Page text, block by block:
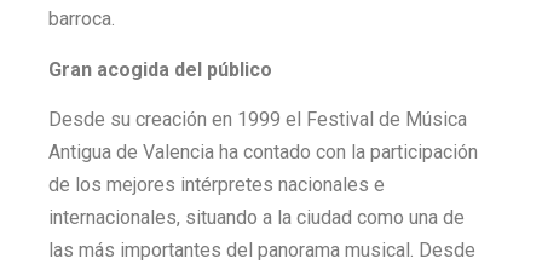
barroca.
Gran acogida del público
Desde su creación en 1999 el Festival de Música
Antigua de Valencia ha contado con la participación
de los mejores intérpretes nacionales e
internacionales, situando a la ciudad como una de
las más importantes del panorama musical. Desde